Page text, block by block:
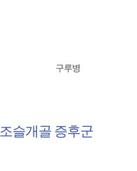
조슬개골 증후군